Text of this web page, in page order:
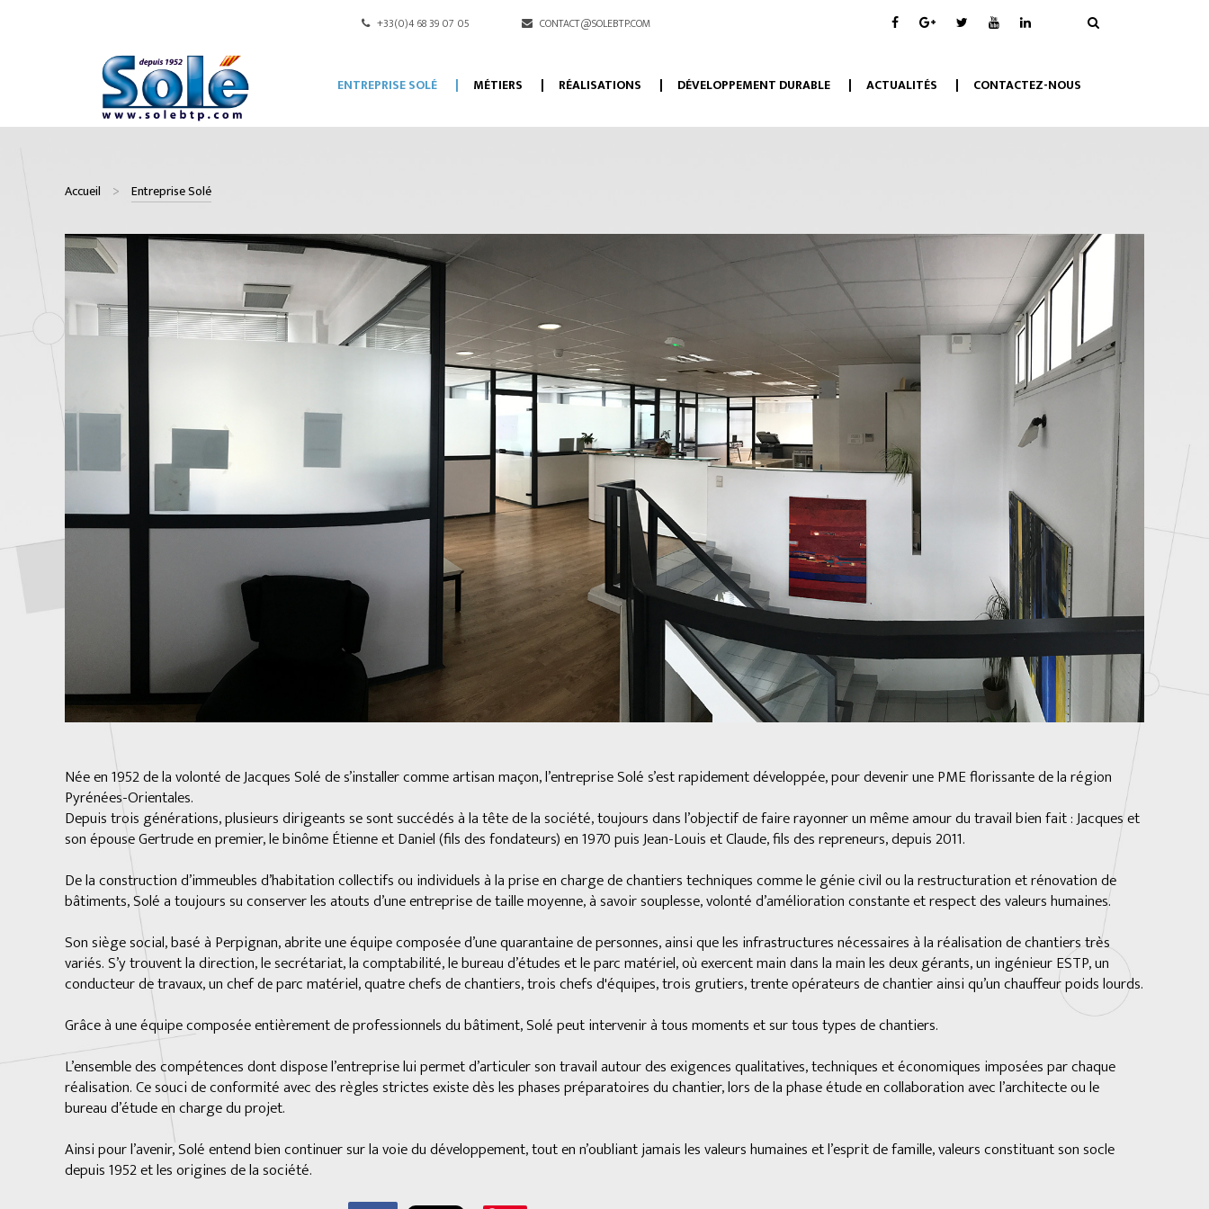
+33(0)4 68 39 07 05 CONTACT@SOLEBTP.COM
ENTREPRISE SOLÉ MÉTIERS RÉALISATIONS DÉVELOPPEMENT DURABLE ACTUALITÉS CONTACTEZ-NOUS
Accueil Entreprise Solé
Née en 1952 de la volonté de Jacques Solé de s’installer comme artisan maçon, l’entreprise Solé s’est rapidement développée, pour devenir une PME florissante de la région
Pyrénées-Orientales.
Depuis trois générations, plusieurs dirigeants se sont succédés à la tête de la société, toujours dans l’objectif de faire rayonner un même amour du travail bien fait : Jacques et
son épouse Gertrude en premier, le binôme Étienne et Daniel (fils des fondateurs) en 1970 puis Jean-Louis et Claude, fils des repreneurs, depuis 2011.
De la construction d’immeubles d’habitation collectifs ou individuels à la prise en charge de chantiers techniques comme le génie civil ou la restructuration et rénovation de
bâtiments, Solé a toujours su conserver les atouts d’une entreprise de taille moyenne, à savoir souplesse, volonté d’amélioration constante et respect des valeurs humaines.
Son siège social, basé à Perpignan, abrite une équipe composée d’une quarantaine de personnes, ainsi que les infrastructures nécessaires à la réalisation de chantiers très
variés. S’y trouvent la direction, le secrétariat, la comptabilité, le bureau d’études et le parc matériel, où exercent main dans la main les deux gérants, un ingénieur ESTP, un
conducteur de travaux, un chef de parc matériel, quatre chefs de chantiers, trois chefs d'équipes, trois grutiers, trente opérateurs de chantier ainsi qu’un chauffeur poids lourds.
Grâce à une équipe composée entièrement de professionnels du bâtiment, Solé peut intervenir à tous moments et sur tous types de chantiers.
L’ensemble des compétences dont dispose l’entreprise lui permet d’articuler son travail autour des exigences qualitatives, techniques et économiques imposées par chaque
réalisation. Ce souci de conformité avec des règles strictes existe dès les phases préparatoires du chantier, lors de la phase étude en collaboration avec l’architecte ou le
bureau d’étude en charge du projet.
Ainsi pour l’avenir, Solé entend bien continuer sur la voie du développement, tout en n’oubliant jamais les valeurs humaines et l’esprit de famille, valeurs constituant son socle
depuis 1952 et les origines de la société.